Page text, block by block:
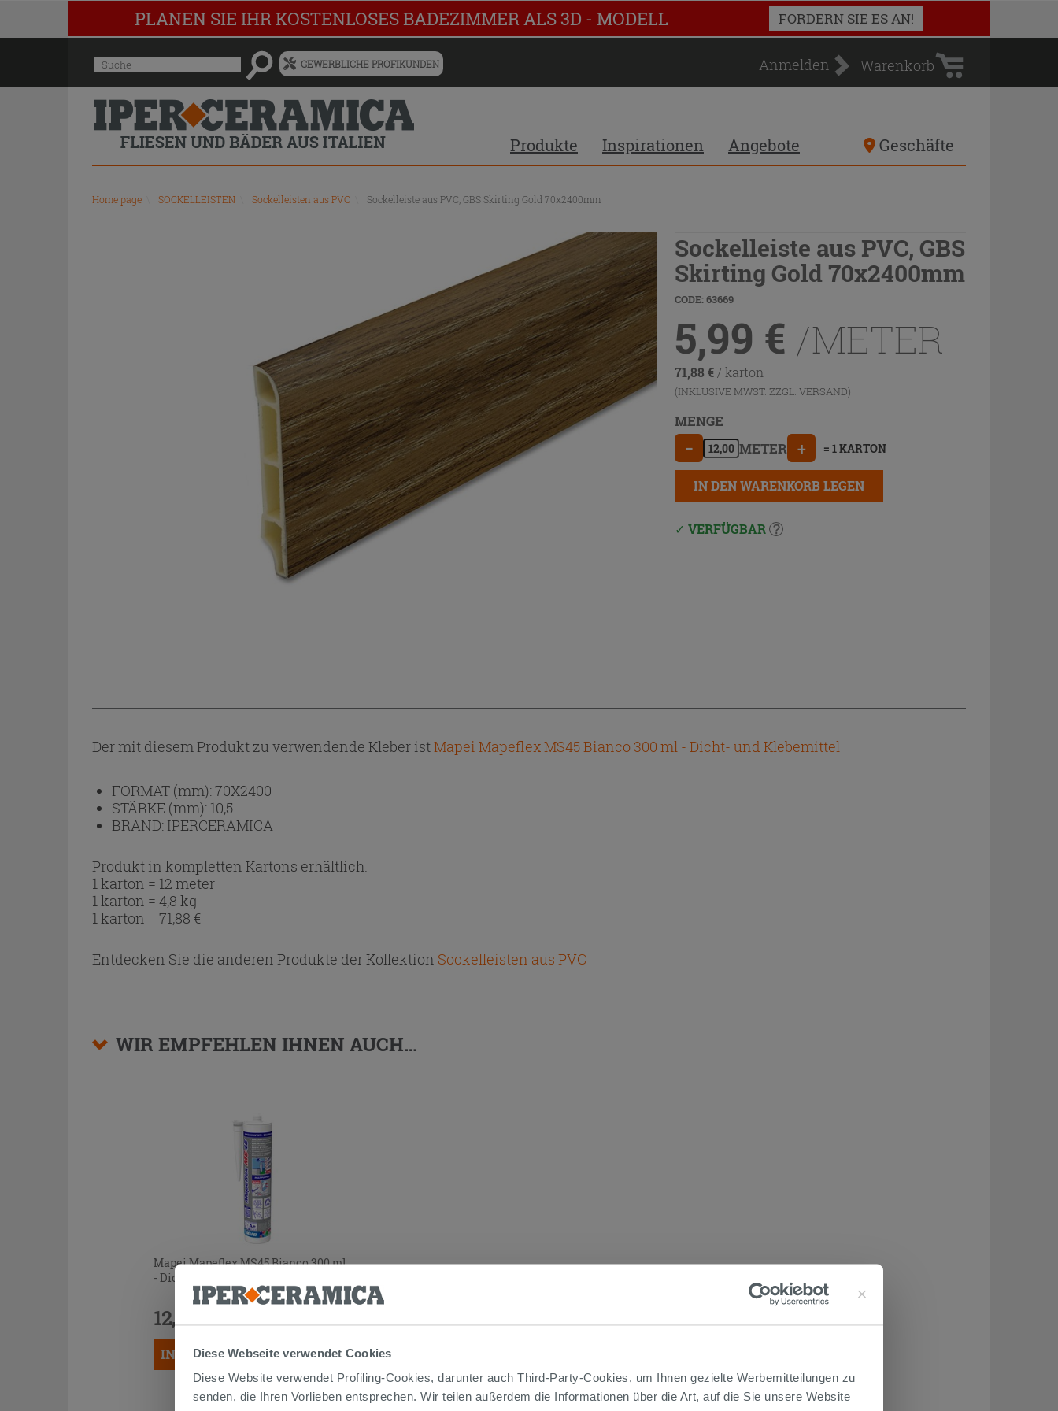
Diese Webseite verwendet Cookies
Diese Website verwendet Profiling-Cookies, darunter auch Third-Party-Cookies, um Ihnen gezielte Werbemitteilungen zu
senden, die Ihren Vorlieben entsprechen. Wir teilen außerdem die Informationen über die Art, auf die Sie unsere Website
PLANEN SIE IHR KOSTENLOSES BADEZIMMER ALS 3D - MODELL FORDERN SIE ES AN!
Menü
für
vorgeschlagenen
Siteinhalt
und
Suchprotokoll
Suche GEWERBLICHE PROFIKUNDEN Anmelden
Warenkorb
Warenkorb
Produkte Inspirationen Angebote Geschäfte
Home page SOCKELLEISTEN Sockelleisten aus PVC Sockelleiste aus PVC, GBS Skirting Gold 70x2400mm
Sockelleiste aus PVC, GBS
Skirting Gold 70x2400mm
CODE: 63669
5,99 € /METER
71,88 € / karton
(INKLUSIVE MWST. ZZGL. VERSAND)
MENGE
− METER + = 1 KARTON
IN DEN WARENKORB LEGEN
VERFÜGBAR
Der mit diesem Produkt zu verwendende Kleber istMapei Mapeflex MS45 Bianco 300 ml - Dicht- und Klebemittel
FORMAT (mm):70X2400
STÄRKE (mm): 10,5
BRAND: IPERCERAMICA
Produkt in kompletten Kartons erhältlich.
1 karton = 12 meter
1 karton = 4,8 kg
1 karton = 71,88 €
Entdecken Sie die anderen Produkte der Kollektion Sockelleisten aus PVC
WIR EMPFEHLEN IHNEN AUCH…
Mapei Mapeflex MS45 Bianco 300 ml
- Dicht- und Klebemittel
12,99 € /STK.
IN DEN WARENKORB LEGEN